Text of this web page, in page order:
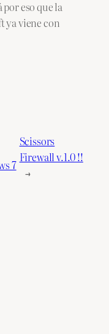
eso que la
ya viene con
7
Scissors
Firewall v.1.0 !!
→